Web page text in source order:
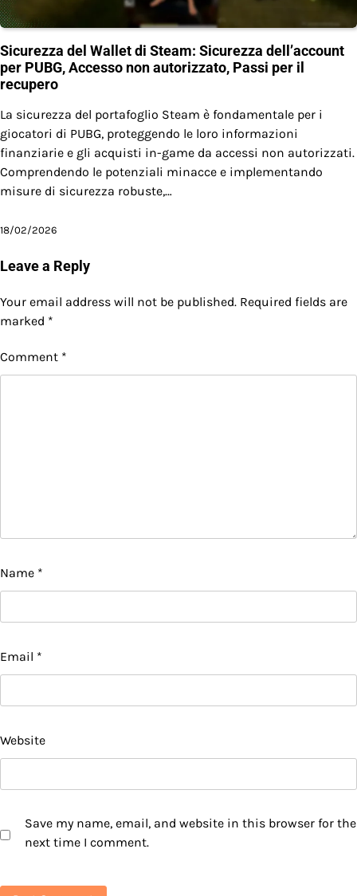
Sicurezza del Wallet di Steam: Sicurezza dell’account
per PUBG, Accesso non autorizzato, Passi per il
recupero
La sicurezza del portafoglio Steam è fondamentale per i
giocatori di PUBG, proteggendo le loro informazioni
finanziarie e gli acquisti in-game da accessi non autorizzati.
Comprendendo le potenziali minacce e implementando
misure di sicurezza robuste,…
18/02/2026
Leave a Reply
Your email address will not be published. Required fields are
marked *
Comment *
Name *
Email *
Website
Save my name, email, and website in this browser for the
next time I comment.